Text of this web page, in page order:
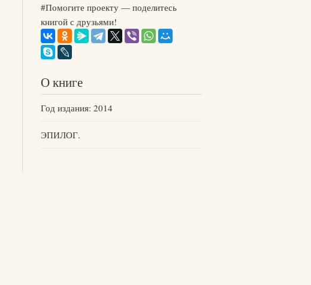
#Помогите проекту — поделитесь
книгой с друзьями!
О книге
Год издания: 2014
ЭПИЛОГ.